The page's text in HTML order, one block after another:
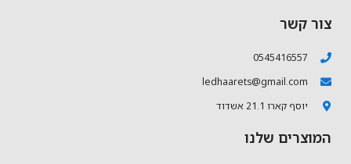
צור קשר
0545416557
ledhaarets@gmail.com
יוסף קארו 21.1 אשדוד
המוצרים שלנו